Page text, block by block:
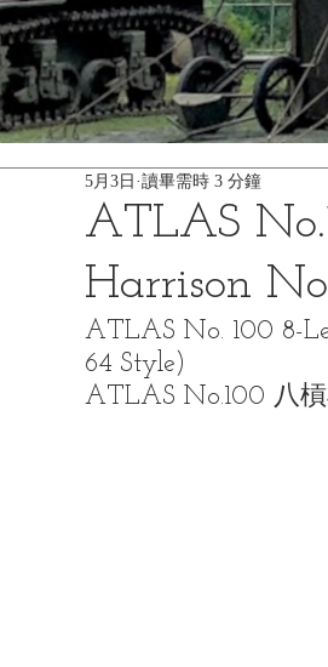
ATLAS
Harrison
5月3日 讀畢需時 3 分鐘
ATLAS No. 100 8-
64 Style)
ATLAS No.100 八槓